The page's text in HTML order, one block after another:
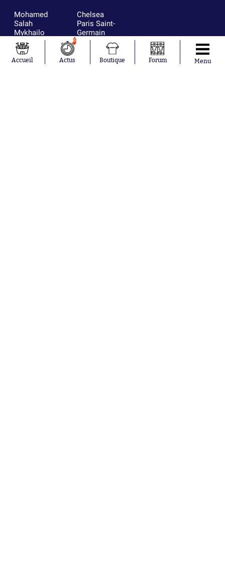
Mohamed
Salah
Mykhailo
Mudryk
Neymar
Khalis Merah
Chelsea
Paris Saint-
Germain
Bordeaux
Olympique
lyonnais
Accueil
4
Actus Boutique Forum Menu